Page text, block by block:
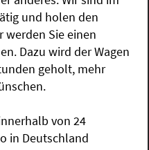
und holen den
werden Sie einen
Dazu wird der Wagen
geholt, mehr
von 24
in Deutschland